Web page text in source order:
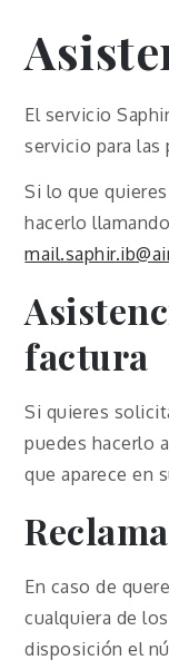
El servicio
servicio para las
Si lo que
hacerlo
factura
Si quieres
puedes hacerlo
que aparece en
En caso de
cualquiera de
disposición el